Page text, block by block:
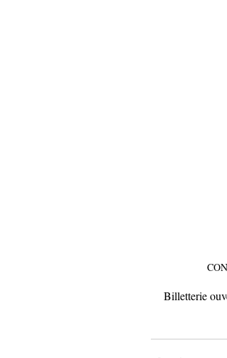
Billetterie